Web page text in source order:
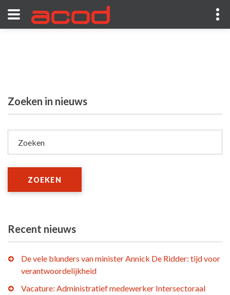
Zoeken in nieuws
Zoeken
ZOEKEN
Recent nieuws
De vele blunders van minister Annick De Ridder: tijd voor
verantwoordelijkheid
Vacature: Administratief medewerker Intersectoraal